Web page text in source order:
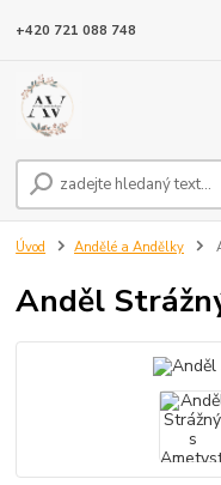
+420 721 088 748
Úvod Andělé a Andělky
Anděl